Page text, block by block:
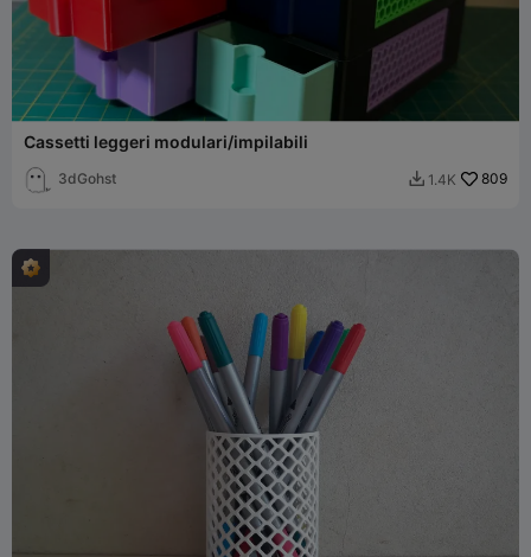
Cassetti leggeri modulari/impilabili
3dGohst  1.4K 809